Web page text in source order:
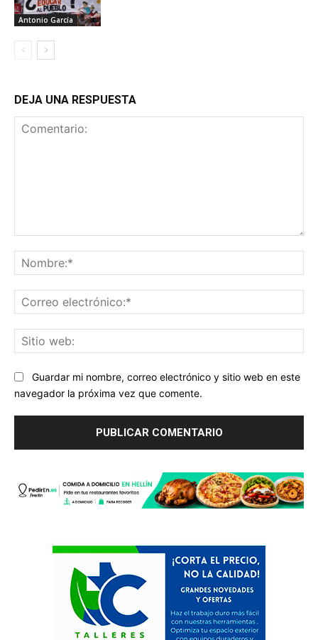
Antonio García
DEJA UNA RESPUESTA
Guardar mi nombre, correo electrónico y sitio web en este
navegador la próxima vez que comente.